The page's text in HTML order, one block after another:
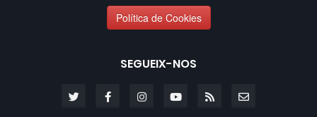
Política de Cookies
SEGUEIX-NOS